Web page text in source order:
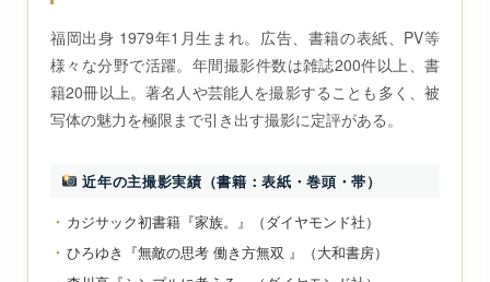
福岡出身 1979年1月生まれ。広告、書籍の表紙、PV等
様々な分野で活躍。年間撮影件数は雑誌200件以上、書
籍20冊以上。著名人や芸能人を撮影することも多く、被
写体の魅力を極限まで引き出す撮影に定評がある。
近年の主撮影実績（書籍：表紙・巻頭・帯）
カジサック初書籍『家族。』（ダイヤモンド社）
ひろゆき『無敵の思考 働き方無双 』（大和書房）